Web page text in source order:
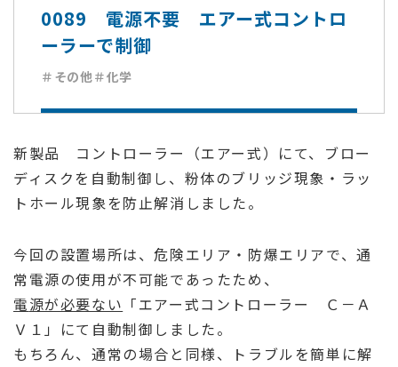
0089 電源不要 エアー式コントロ
ーラーで制御
＃その他＃化学
新製品 コントローラー（エアー式）にて、ブロー
ディスクを自動制御し、粉体のブリッジ現象・ラッ
トホール現象を防止解消しました。
今回の設置場所は、危険エリア・防爆エリアで、通
常電源の使用が不可能であったため、
電源が必要ない 「エアー式コントローラー Ｃ－Ａ
Ｖ１」にて自動制御しました。
もちろん、通常の場合と同様、トラブルを簡単に解